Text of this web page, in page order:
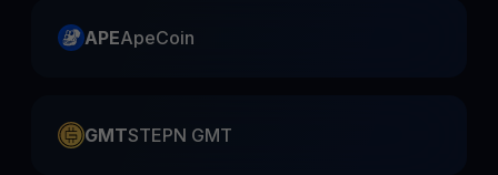
APEApeCoin
GMTSTEPN GMT